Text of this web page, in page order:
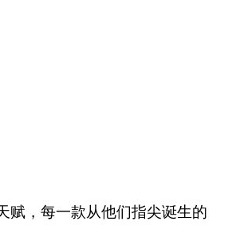
赋 ， 每一款从他们指尖诞生的